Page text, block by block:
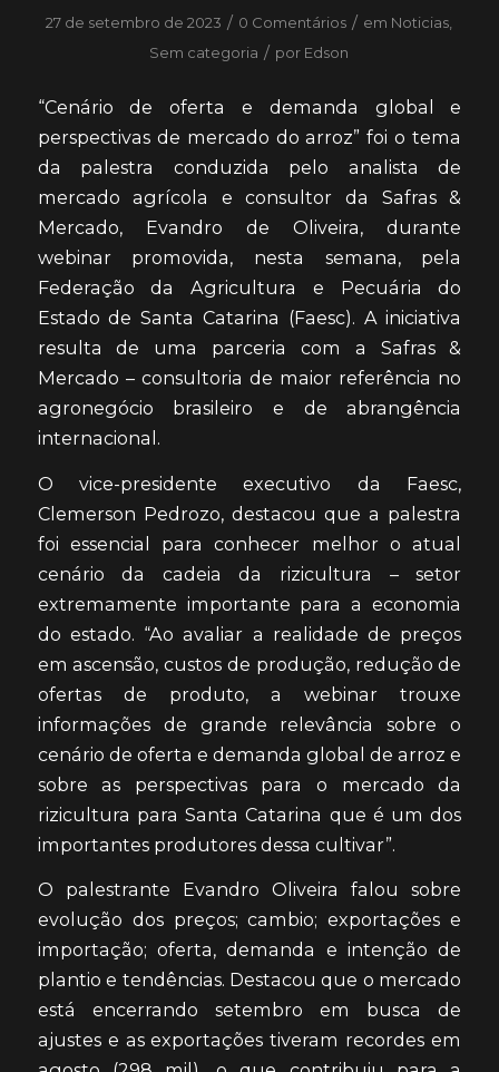
27 de setembro de 2023 / 0 Comentários / em Noticias,
Sem categoria / por Edson
“Cenário de oferta e demanda global e
perspectivas de mercado do arroz” foi o tema
da palestra conduzida pelo analista de
mercado agrícola e consultor da Safras &
Mercado, Evandro de Oliveira, durante
webinar promovida, nesta semana, pela
Federação da Agricultura e Pecuária do
Estado de Santa Catarina (Faesc). A iniciativa
resulta de uma parceria com a Safras &
Mercado – consultoria de maior referência no
agronegócio brasileiro e de abrangência
internacional.
O vice-presidente executivo da Faesc,
Clemerson Pedrozo, destacou que a palestra
foi essencial para conhecer melhor o atual
cenário da cadeia da rizicultura – setor
extremamente importante para a economia
do estado. “Ao avaliar a realidade de preços
em ascensão, custos de produção, redução de
ofertas de produto, a webinar trouxe
informações de grande relevância sobre o
cenário de oferta e demanda global de arroz e
sobre as perspectivas para o mercado da
rizicultura para Santa Catarina que é um dos
importantes produtores dessa cultivar”.
O palestrante Evandro Oliveira falou sobre
evolução dos preços; cambio; exportações e
importação; oferta, demanda e intenção de
plantio e tendências. Destacou que o mercado
está encerrando setembro em busca de
ajustes e as exportações tiveram recordes em